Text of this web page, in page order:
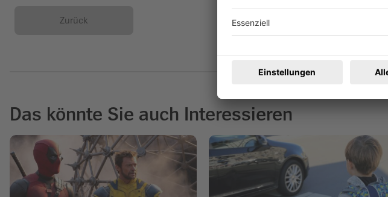
Zurück
Das könnte Sie auch Interessieren